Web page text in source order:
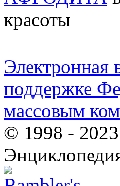
красоты
Электронная
поддержке
массовым
© 1998 -